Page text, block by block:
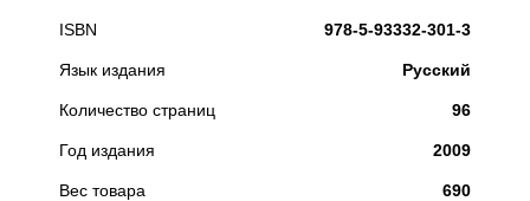
ISBN 978-5-93332-301-3
Язык издания Русский
Количество страниц 96
Год издания 2009
Вес товара 690